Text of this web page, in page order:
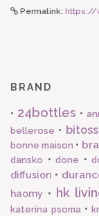
Permalink: https://
BRAND
• 24bottles •
bellerose •
bonne maison •
dansko • done •
diffusion •
haomy • hk
katerina psoma •